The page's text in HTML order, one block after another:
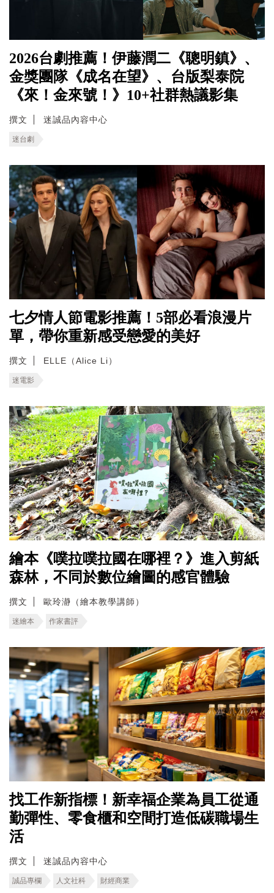
2026台劇推薦！伊藤潤二《聰明鎮》、
金獎團隊《成名在望》、台版梨泰院
《來！金來號！》10+社群熱議影集
撰文 迷誠品內容中心
迷台劇
七夕情人節電影推薦！5部必看浪漫片
單，帶你重新感受戀愛的美好
撰文 ELLE（Alice Li）
迷電影
繪本《噗拉噗拉國在哪裡？》進入剪紙
森林，不同於數位繪圖的感官體驗
撰文 歐玲瀞（繪本教學講師）
迷繪本 作家書評
找工作新指標！新幸福企業為員工從通
勤彈性、零食櫃和空間打造低碳職場生
活
撰文 迷誠品內容中心
誠品專欄 人文社科 財經商業